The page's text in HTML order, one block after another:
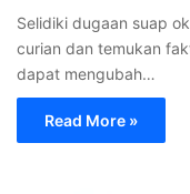
Selidiki dugaan suap
curian dan temukan
dapat mengubah…
Read More »